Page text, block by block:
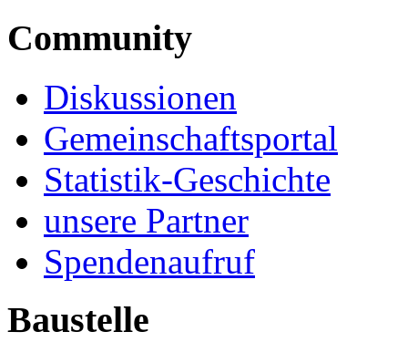
Community
Diskussionen
Gemeinschaftsportal
Statistik-Geschichte
unsere Partner
Spendenaufruf
Baustelle